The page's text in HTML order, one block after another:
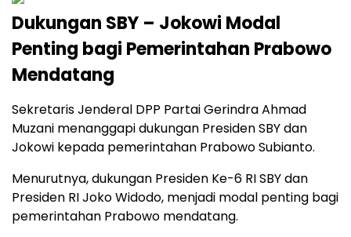
Dukungan SBY – Jokowi Modal
Penting bagi Pemerintahan Prabowo
Mendatang
Sekretaris Jenderal DPP Partai Gerindra Ahmad
Muzani menanggapi dukungan Presiden SBY dan
Jokowi kepada pemerintahan Prabowo Subianto.
Menurutnya, dukungan Presiden Ke-6 RI SBY dan
Presiden RI Joko Widodo, menjadi modal penting bagi
pemerintahan Prabowo mendatang.